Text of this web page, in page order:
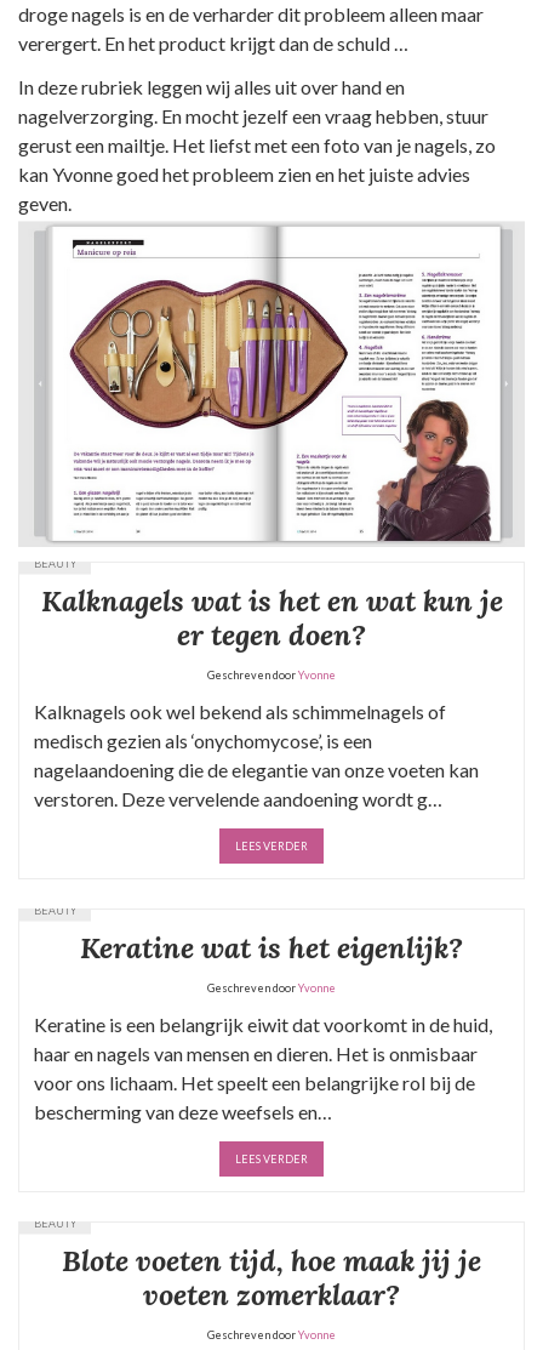
droge nagels is en de verharder dit probleem alleen maar
verergert. En het product krijgt dan de schuld …
In deze rubriek leggen wij alles uit over hand en
nagelverzorging. En mocht jezelf een vraag hebben, stuur
gerust een mailtje. Het liefst met een foto van je nagels, zo
kan Yvonne goed het probleem zien en het juiste advies
geven.
BEAUTY
Kalknagels wat is het en wat kun je
er tegen doen?
Geschreven doorYvonne
Kalknagels ook wel bekend als schimmelnagels of
medisch gezien als ‘onychomycose’, is een
nagelaandoening die de elegantie van onze voeten kan
verstoren. Deze vervelende aandoening wordt g…
LEES VERDER
BEAUTY
Keratine wat is het eigenlijk?
Geschreven doorYvonne
Keratine is een belangrijk eiwit dat voorkomt in de huid,
haar en nagels van mensen en dieren. Het is onmisbaar
voor ons lichaam. Het speelt een belangrijke rol bij de
bescherming van deze weefsels en…
LEES VERDER
BEAUTY
Blote voeten tijd, hoe maak jij je
voeten zomerklaar?
Geschreven doorYvonne